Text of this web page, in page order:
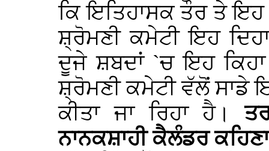
ਕਿ ਇਤਿਹਾਸਕ ਤੌਰ ਤੇ
ਸ਼੍ਰੋਮਣੀ ਕਮੇਟੀ ਇਹ
ਦੂਜੇ ਸ਼ਬਦਾਂ `ਚ ਇਹ
ਸ਼੍ਰੋਮਣੀ ਕਮੇਟੀ ਵੱਲੋਂ ਸਾਡੇ
ਕੀਤਾ ਜਾ ਰਿਹਾ ਹੈ।
ਨਾਨਕਸ਼ਾਹੀ ਕੈਲੰਡਰ